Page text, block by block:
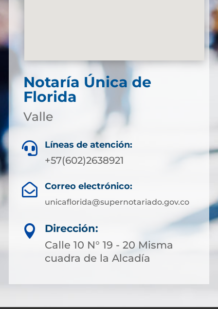
Notaría Única de
Florida
Valle
 Líneas de atención:
+57(602)2638921
 Correo electrónico:
unicaflorida@supernotariado.gov.co

Dirección:
Calle 10 N° 19 - 20 Misma
cuadra de la Alcadía